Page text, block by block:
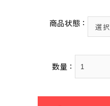
商品状態：
数量：